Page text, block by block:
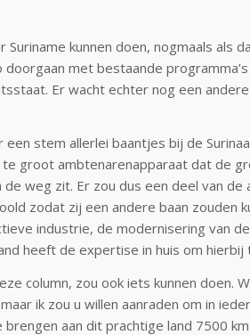
Suriname kunnen doen, nogmaals als
met bestaande
Er wacht echter nog een
stem allerlei baantjes bij de
groot ambtenarenapparaat dat de
weg zit. Er zou dus een deel van de
zodat zij een andere baan zouden
industrie, de modernisering van
heeft de expertise in huis om hierbij
column, zou ook iets kunnen doen.
ik zou u willen aanraden om in
aan dit prachtige land 7500